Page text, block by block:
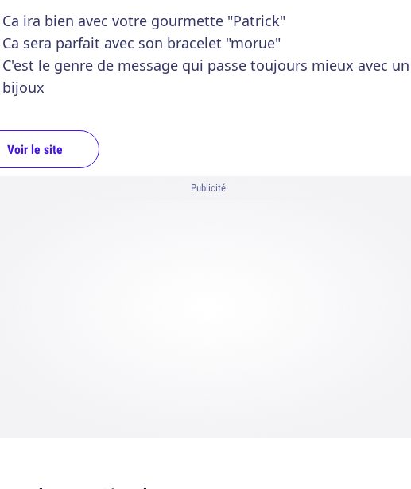
Ca ira bien avec votre gourmette "Patrick"
Ca sera parfait avec son bracelet "morue"
C'est le genre de message qui passe toujours mieux avec un
bijoux
Voir le site
Publicité